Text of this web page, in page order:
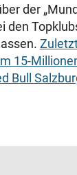
der
den
15-
Bull